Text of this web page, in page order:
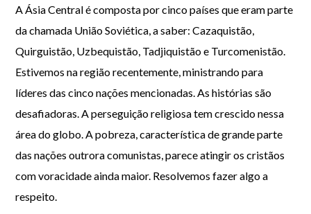
A Ásia Central é composta por cinco países que eram parte
da chamada União Soviética, a saber: Cazaquistão,
Quirguistão, Uzbequistão, Tadjiquistão e Turcomenistão.
Estivemos na região recentemente, ministrando para
líderes das cinco nações mencionadas. As histórias são
desafiadoras. A perseguição religiosa tem crescido nessa
área do globo. A pobreza, característica de grande parte
das nações outrora comunistas, parece atingir os cristãos
com voracidade ainda maior. Resolvemos fazer algo a
respeito.